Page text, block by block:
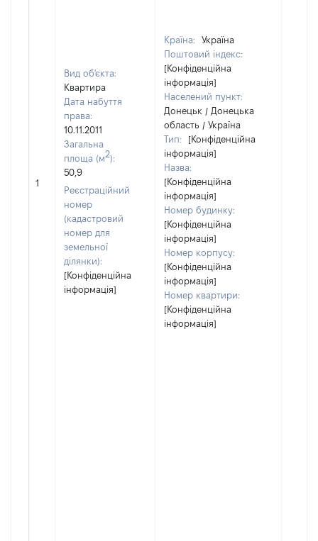
1
Вид об'єкта:
Квартира
Дата набуття
права:
10.11.2011
Загальна
площа (м2):
50,9
Реєстраційний
номер
(кадастровий
номер для
земельної
ділянки):
[Конфіденційна
інформація]
Країна:
Україна
Поштовий індекс:
[Конфіденційна
інформація]
Населений пункт:
Донецьк / Донецька
область / Україна
Тип:
[Конфіденційна
інформація]
Назва:
[Конфіденційна
інформація]
Номер будинку:
[Конфіденційна
інформація]
Номер корпусу:
[Конфіденційна
інформація]
Номер квартири:
[Конфіденційна
інформація]